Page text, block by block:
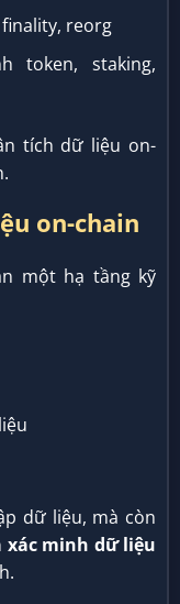
reorg
token, staking,
tích dữ liệu on-
on-chain
một hạ tầng kỹ
dữ liệu, mà còn
xác minh dữ liệu